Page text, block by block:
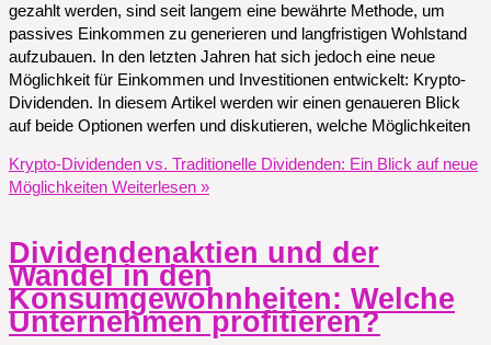
gezahlt werden, sind seit langem eine bewährte Methode, um
passives Einkommen zu generieren und langfristigen Wohlstand
aufzubauen. In den letzten Jahren hat sich jedoch eine neue
Möglichkeit für Einkommen und Investitionen entwickelt: Krypto-
Dividenden. In diesem Artikel werden wir einen genaueren Blick
auf beide Optionen werfen und diskutieren, welche Möglichkeiten
Krypto-Dividenden vs. Traditionelle Dividenden: Ein Blick auf neue
Möglichkeiten Weiterlesen »
Dividendenaktien und der
Wandel in den
Konsumgewohnheiten: Welche
Unternehmen profitieren?